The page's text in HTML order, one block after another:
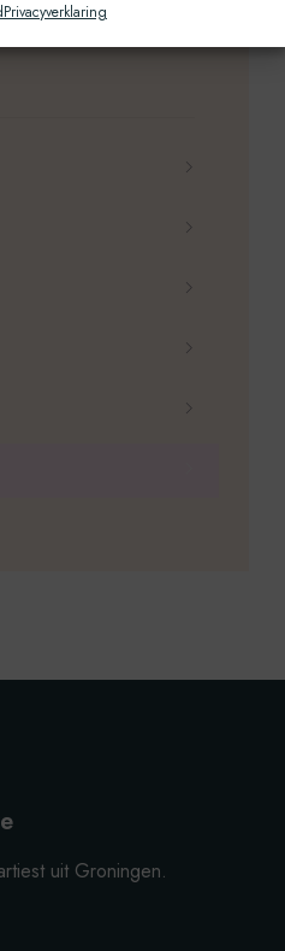
Privacyverklaring
uit Groningen.